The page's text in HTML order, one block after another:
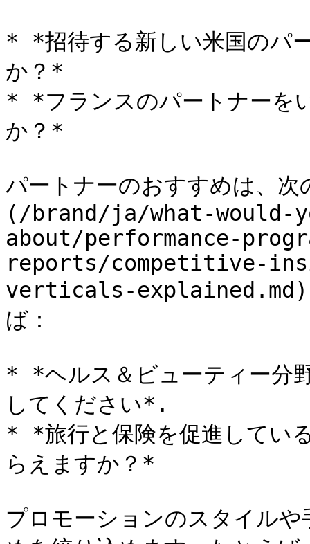
* *招待する新しい米国のパ
か？*
* *フランスのパートナーを
か？*
パートナーのおすすめは、
(/brand/ja/what-
about/performance-
reports/competitive-
verticals-explained.md)
ば：
* *ヘルス＆ビューティー分
してください*.
* *旅行と保険を促進してい
らえますか？*
プロモーションのスタイル